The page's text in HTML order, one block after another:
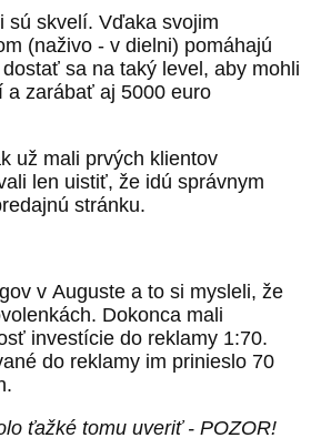
sú skvelí. Vďaka svojim
(naživo - v dielni) pomáhajú
sa na taký level, aby mohli
a zarábať aj 5000 euro
už mali prvých klientov
len uistiť, že idú správnym
stránku.
v Auguste a to si mysleli, že
Dokonca mali
investície do reklamy 1:70.
do reklamy im prinieslo 70
ťažké tomu uveriť - POZOR!